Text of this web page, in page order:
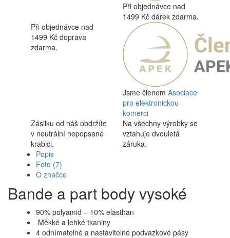
Při objednávce nad
1499 Kč dárek zdarma.
Při objednávce nad
1499 Kč doprava
zdarma.
Jsme členem Asociace
pro elektronickou
komerci
Zásilku od náš obdržíte
v neutrální nepopsané
krabici.
Na všechny výrobky se
vztahuje dvouletá
záruka.
Popis
Foto (7)
O značce
Bande a part body vysoké
90% polyamid – 10% elasthan
Měkké a lehké tkaniny
4 odnímatelné a nastavitelné podvazkové pásy